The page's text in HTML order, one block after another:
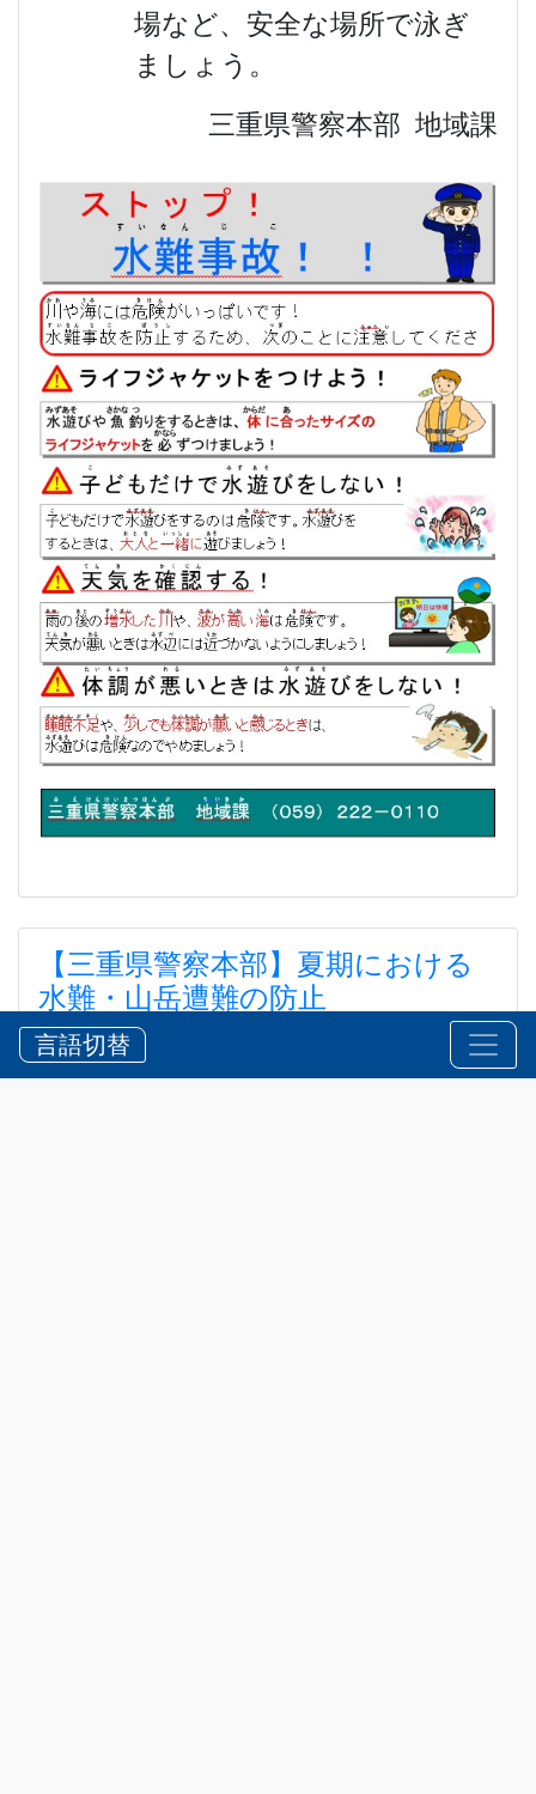
場など、安全な場所で泳ぎ
ましょう。
三重県警察本部 地域課
【三重県警察本部】夏期における
水難・山岳遭難の防止
【三重県警察本部】夏期における水難・山岳遭難の防
止
言語切替